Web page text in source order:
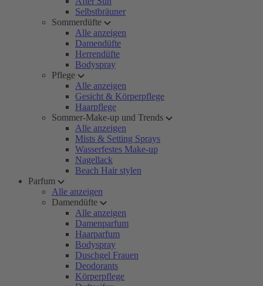
Selbstbräuner
Sommerdüfte
Alle anzeigen
Damendüfte
Herrendüfte
Bodyspray
Pflege
Alle anzeigen
Gesicht & Körperpflege
Haarpflege
Sommer-Make-up und Trends
Alle anzeigen
Mists & Setting Sprays
Wasserfestes Make-up
Nagellack
Beach Hair stylen
Parfum
Alle anzeigen
Damendüfte
Alle anzeigen
Damenparfum
Haarparfum
Bodyspray
Duschgel Frauen
Deodorants
Körperpflege